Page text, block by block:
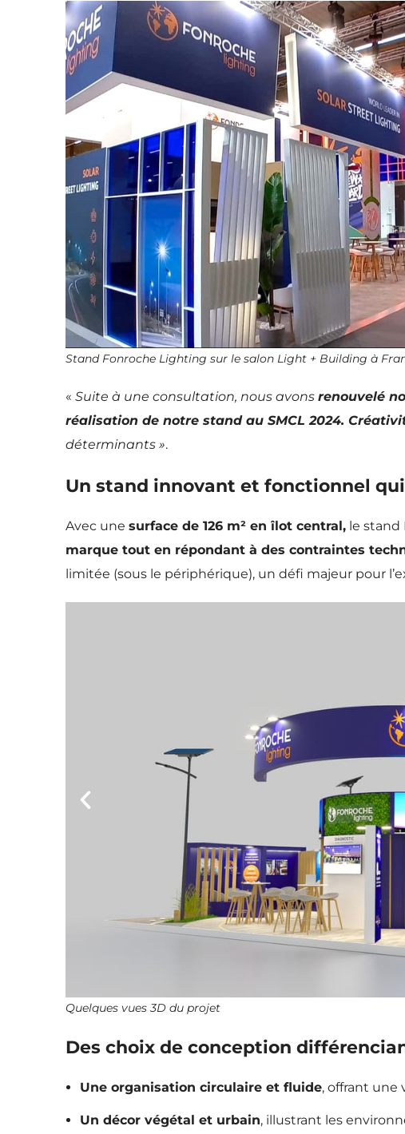
Stand Fonroche Lighting sur le salon Light + Building à
« Suite à une consultation, nous avons renouvelé
réalisation de notre stand au SMCL 2024.
déterminants ».
Un stand innovant et fonctionnel
Avec une surface de 126 m² en îlot central, le stand
marque tout en répondant à des contraintes
limitée (sous le périphérique), un défi majeur pour
Quelques vues 3D du projet
Des choix de conception
Une organisation circulaire et fluide, offrant une
Un décor végétal et urbain, illustrant les